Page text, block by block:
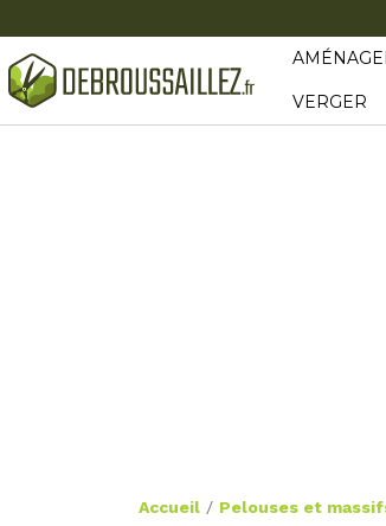
VERGER
Accueil / Pelouses et